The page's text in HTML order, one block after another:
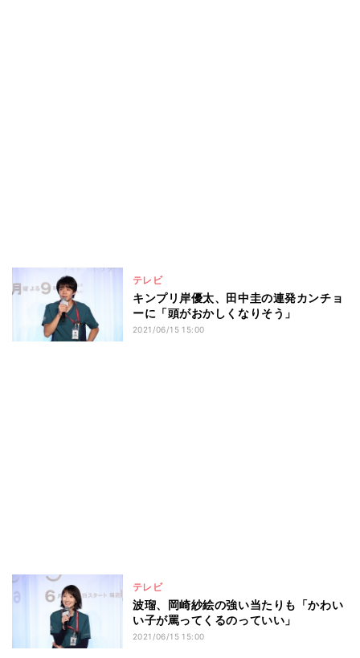
テレビ
キンプリ岸優太、田中圭の連発カンチョ
ーに「頭がおかしくなりそう」
2021/06/15 15:00
テレビ
波瑠、岡崎紗絵の強い当たりも「かわい
い子が罵ってくるのっていい」
2021/06/15 15:00